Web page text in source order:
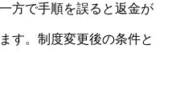
方で手順を誤ると返金が
す。制度変更後の条件と